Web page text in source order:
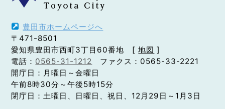
豊田市ホームページへ
〒471-8501
愛知県豊田市西町3丁目60番地 [地図 ]
電話： 0565-31-1212 ファクス：0565-33-2221
開庁日：月曜日～金曜日
午前8時30分～午後5時15分
閉庁日：土曜日、日曜日、祝日、12月29日～1月3日